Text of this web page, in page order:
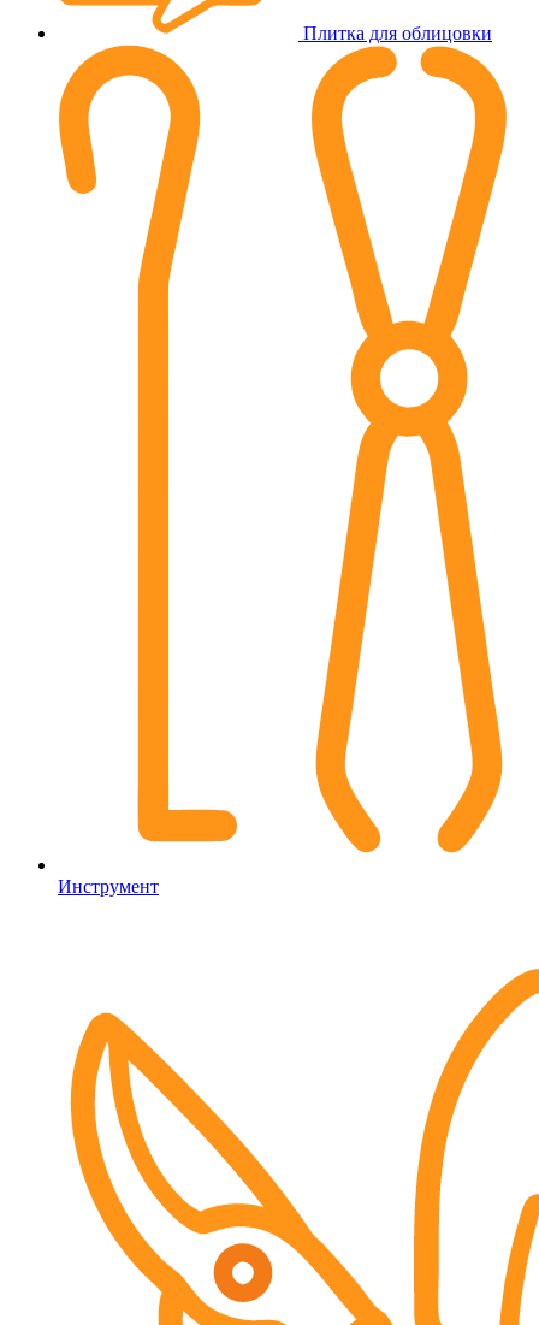
Плитка для облицовки
Инструмент